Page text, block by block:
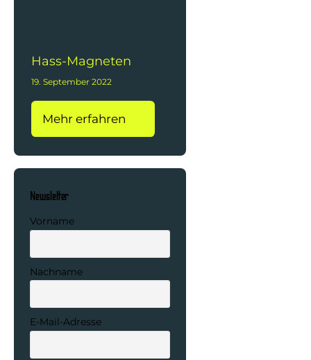
Hass-Magneten
19. September 2022
Mehr erfahren
Newsletter
Vorname
Nachname
E-Mail-Adresse